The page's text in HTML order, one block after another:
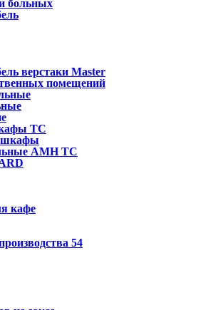
больных
верстаки Master
помещений
ТС
шкафы
АМН ТС
кафе
54